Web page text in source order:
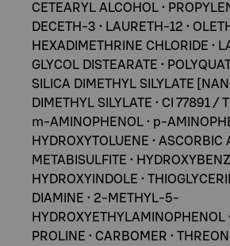
CETEARYL ALCOHOL •
DECETH-3 • LAURETH-12 •
HEXADIMETHRINE CHLORIDE •
GLYCOL DISTEARATE •
SILICA DIMETHYL SILYLATE
DIMETHYL SILYLATE • CI 77891 /
m-AMINOPHENOL • p-
HYDROXYTOLUENE • ASCORBIC
METABISULFITE •
HYDROXYINDOLE •
DIAMINE • 2-METHYL-5-
HYDROXYETHYLAMINOPHENOL
PROLINE • CARBOMER •